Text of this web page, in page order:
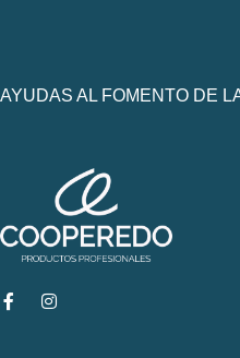
AYUDAS AL FOMENTO DE